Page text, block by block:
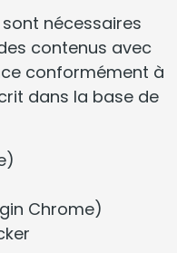
nécessaires
contenus avec
conformément à
dans la base de
Chrome)